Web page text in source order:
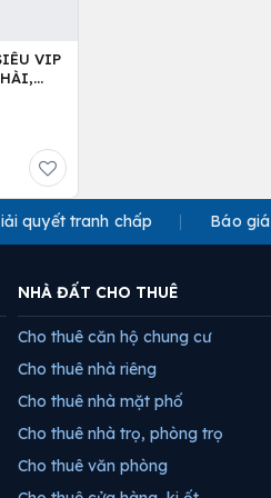
VIP
quyết tranh chấp Báo giá
NHÀ ĐẤT CHO THUÊ
Cho thuê căn hộ chung cư
Cho thuê nhà riêng
Cho thuê nhà mặt phố
Cho thuê nhà trọ, phòng trọ
Cho thuê văn phòng